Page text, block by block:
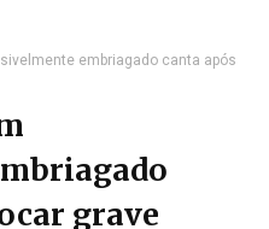
embriagado canta após
grave